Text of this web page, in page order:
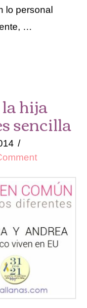
lo personal
…
hija
sencilla